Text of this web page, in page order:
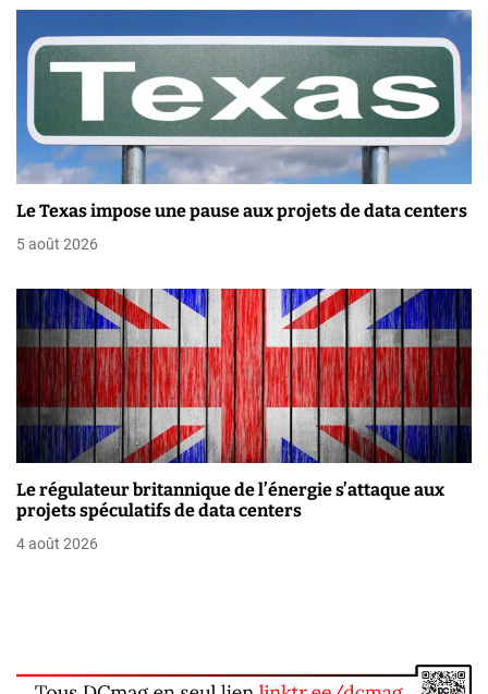
c
l
e
Le Texas impose une pause aux projets de data centers
5 août 2026
Le régulateur britannique de l’énergie s’attaque aux
projets spéculatifs de data centers
4 août 2026